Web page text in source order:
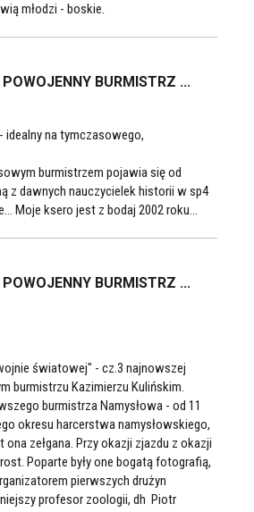
młodzi - boskie.
BURMISTRZ ...
idealny na tymczasowego,
burmistrzem pojawia się od
z dawnych nauczycielek historii w sp4
Moje ksero jest z bodaj 2002 roku...
BURMISTRZ ...
światowej" - cz.3 najnowszej
burmistrzu Kazimierzu Kulińskim.
burmistrza Namysłowa - od 11
okresu harcerstwa namysłowskiego,
zełgana. Przy okazji zjazdu z okazji
Poparte były one bogatą fotografią,
pierwszych drużyn
profesor zoologii, dh Piotr